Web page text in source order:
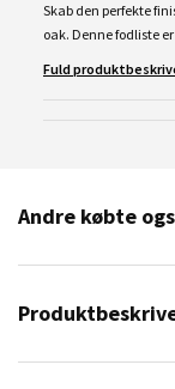
Skab den perfekte
oak. Denne fodliste
Fuld
Andre købte